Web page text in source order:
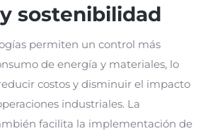
sostenibilidad
permiten un control más
de energía y materiales, lo
costos y disminuir el impacto
industriales. La
facilita la implementación de